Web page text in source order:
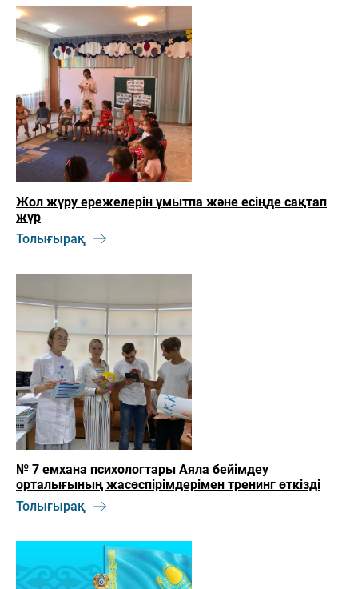
Жол жүру ережелерін ұмытпа және есіңде сақтап
жүр
Толығырақ
№ 7 емхана психологтары Аяла бейімдеу
орталығының жасөспірімдерімен тренинг өткізді
Толығырақ